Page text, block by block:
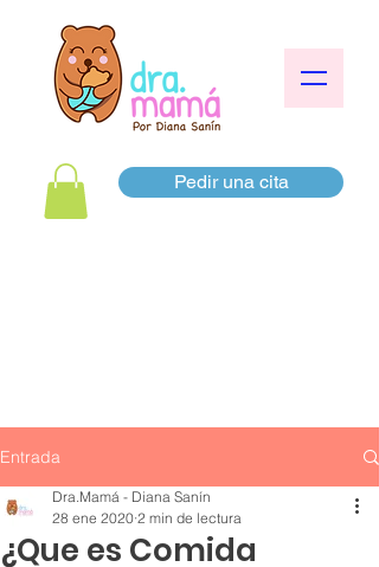
Pedir una cita
Entrada
¿Que es Comida
Dra.Mamá - Diana Sanín
28 ene 2020 2 min de lectura